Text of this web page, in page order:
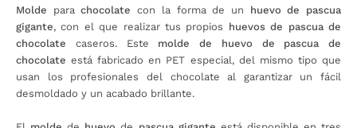
Molde parachocolate con la forma de un huevo de pascua
gigante, con el que realizar tus propios huevos de pascua de
chocolate caseros. Este molde de huevo de pascua de
chocolate está fabricado en PET especial, del mismo tipo que
usan los profesionales del chocolate al garantizar un fácil
desmoldado y un acabado brillante.